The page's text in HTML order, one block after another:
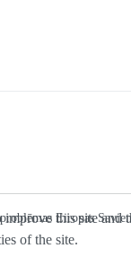
Eiropas
this site
of the site.